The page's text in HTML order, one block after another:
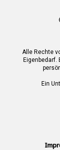
Alle Rechte
Eigenbedarf.
Ein